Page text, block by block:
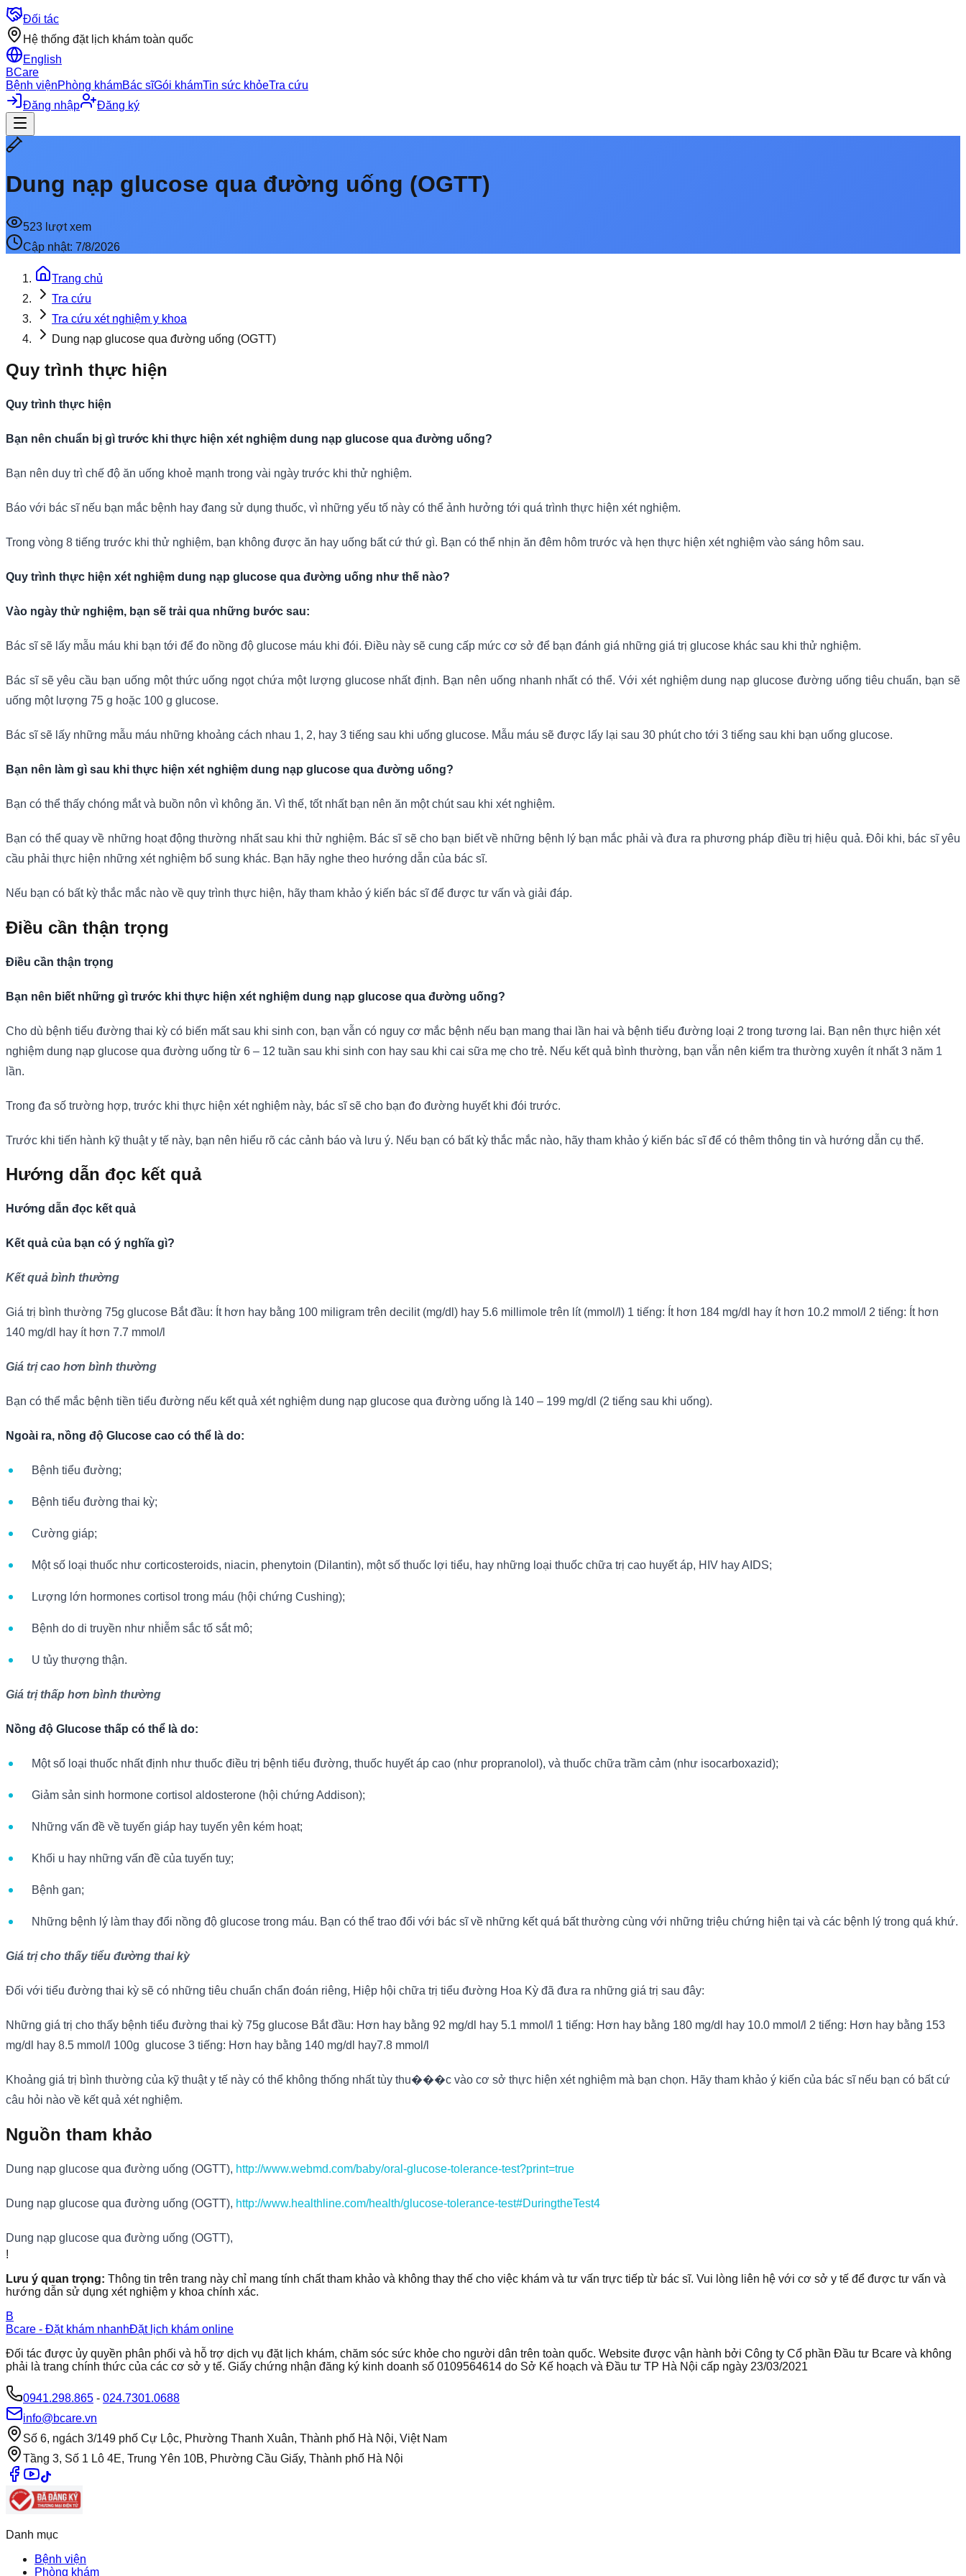
Đối tác
Hệ thống đặt lịch khám toàn quốc
English
BCare
Bệnh việnPhòng khámBác sĩGói khámTin sức khỏeTra cứu
Đăng nhập
Đăng ký
Dung nạp glucose qua đường uống (OGTT)
523 lượt xem
Cập nhật: 7/8/2026
Trang chủ
Tra cứu
Tra cứu xét nghiệm y khoa
Dung nạp glucose qua đường uống (OGTT)
Quy trình thực hiện
Quy trình thực hiện
Bạn nên chuẩn bị gì trước khi thực hiện xét nghiệm dung nạp glucose qua đường uống?
Bạn nên duy trì chế độ ăn uống khoẻ mạnh trong vài ngày trước khi thử nghiệm.
Báo với bác sĩ nếu bạn mắc bệnh hay đang sử dụng thuốc, vì những yếu tố này có thể ảnh hưởng tới quá trình thực hiện xét nghiệm.
Trong vòng 8 tiếng trước khi thử nghiệm, bạn không được ăn hay uống bất cứ thứ gì. Bạn có thể nhịn ăn đêm hôm trước và hẹn thực hiện xét nghiệm vào sáng hôm sau.
Quy trình thực hiện xét nghiệm dung nạp glucose qua đường uống như thế nào?
Vào ngày thử nghiệm, bạn sẽ trải qua những bước sau:
Bác sĩ sẽ lấy mẫu máu khi bạn tới để đo nồng độ glucose máu khi đói. Điều này sẽ cung cấp mức cơ sở để bạn đánh giá những giá trị glucose khác sau khi thử nghiệm.
Bác sĩ sẽ yêu cầu bạn uống một thức uống ngọt chứa một lượng glucose nhất định. Bạn nên uống nhanh nhất có thể. Với xét nghiệm dung nạp glucose đường uống tiêu chuẩn, bạn sẽ
uống một lượng 75 g hoặc 100 g glucose.
Bác sĩ sẽ lấy những mẫu máu những khoảng cách nhau 1, 2, hay 3 tiếng sau khi uống glucose. Mẫu máu sẽ được lấy lại sau 30 phút cho tới 3 tiếng sau khi bạn uống glucose.
Bạn nên làm gì sau khi thực hiện xét nghiệm dung nạp glucose qua đường uống?
Bạn có thể thấy chóng mắt và buồn nôn vì không ăn. Vì thế, tốt nhất bạn nên ăn một chút sau khi xét nghiệm.
Bạn có thể quay về những hoạt động thường nhất sau khi thử nghiệm. Bác sĩ sẽ cho bạn biết về những bệnh lý bạn mắc phải và đưa ra phương pháp điều trị hiệu quả. Đôi khi, bác sĩ yêu
cầu phải thực hiện những xét nghiệm bổ sung khác. Bạn hãy nghe theo hướng dẫn của bác sĩ.
Nếu bạn có bất kỳ thắc mắc nào về quy trình thực hiện, hãy tham khảo ý kiến bác sĩ để được tư vấn và giải đáp.
Điều cần thận trọng
Điều cần thận trọng
Bạn nên biết những gì trước khi thực hiện xét nghiệm dung nạp glucose qua đường uống?
Cho dù bệnh tiểu đường thai kỳ có biến mất sau khi sinh con, bạn vẫn có nguy cơ mắc bệnh nếu bạn mang thai lần hai và bệnh tiểu đường loại 2 trong tương lai. Bạn nên thực hiện xét
nghiệm dung nạp glucose qua đường uống từ 6 – 12 tuần sau khi sinh con hay sau khi cai sữa mẹ cho trẻ. Nếu kết quả bình thường, bạn vẫn nên kiểm tra thường xuyên ít nhất 3 năm 1
lần.
Trong đa số trường hợp, trước khi thực hiện xét nghiệm này, bác sĩ sẽ cho bạn đo đường huyết khi đói trước.
Trước khi tiến hành kỹ thuật y tế này, bạn nên hiểu rõ các cảnh báo và lưu ý. Nếu bạn có bất kỳ thắc mắc nào, hãy tham khảo ý kiến bác sĩ để có thêm thông tin và hướng dẫn cụ thể.
Hướng dẫn đọc kết quả
Hướng dẫn đọc kết quả
Kết quả của bạn có ý nghĩa gì?
Kết quả bình thường
Giá trị bình thường 75g glucose Bắt đầu: Ít hơn hay bằng 100 miligram trên decilit (mg/dl) hay 5.6 millimole trên lít (mmol/l) 1 tiếng: Ít hơn 184 mg/dl hay ít hơn 10.2 mmol/l 2 tiếng: Ít hơn
140 mg/dl hay ít hơn 7.7 mmol/l
Giá trị cao hơn bình thường
Bạn có thể mắc bệnh tiền tiểu đường nếu kết quả xét nghiệm dung nạp glucose qua đường uống là 140 – 199 mg/dl (2 tiếng sau khi uống).
Ngoài ra, nồng độ Glucose cao có thể là do:
Bệnh tiểu đường;
Bệnh tiểu đường thai kỳ;
Cường giáp;
Một số loại thuốc như corticosteroids, niacin, phenytoin (Dilantin), một số thuốc lợi tiểu, hay những loại thuốc chữa trị cao huyết áp, HIV hay AIDS;
Lượng lớn hormones cortisol trong máu (hội chứng Cushing);
Bệnh do di truyền như nhiễm sắc tố sắt mô;
U tủy thượng thận.
Giá trị thấp hơn bình thường
Nồng độ Glucose thấp có thể là do:
Một số loại thuốc nhất định như thuốc điều trị bệnh tiểu đường, thuốc huyết áp cao (như propranolol), và thuốc chữa trầm cảm (như isocarboxazid);
Giảm sản sinh hormone cortisol aldosterone (hội chứng Addison);
Những vấn đề về tuyến giáp hay tuyến yên kém hoạt;
Khối u hay những vấn đề của tuyến tuỵ;
Bệnh gan;
Những bệnh lý làm thay đổi nồng độ glucose trong máu. Bạn có thể trao đổi với bác sĩ về những kết quá bất thường cùng với những triệu chứng hiện tại và các bệnh lý trong quá khứ.
Giá trị cho thấy tiểu đường thai kỳ
Đối với tiểu đường thai kỳ sẽ có những tiêu chuẩn chẩn đoán riêng, Hiệp hội chữa trị tiểu đường Hoa Kỳ đã đưa ra những giá trị sau đây:
Những giá trị cho thấy bệnh tiểu đường thai kỳ 75g glucose Bắt đầu: Hơn hay bằng 92 mg/dl hay 5.1 mmol/l 1 tiếng: Hơn hay bằng 180 mg/dl hay 10.0 mmol/l 2 tiếng: Hơn hay bằng 153
mg/dl hay 8.5 mmol/l 100g glucose 3 tiếng: Hơn hay bằng 140 mg/dl hay7.8 mmol/l
Khoảng giá trị bình thường của kỹ thuật y tế này có thể không thống nhất tùy thu���c vào cơ sở thực hiện xét nghiệm mà bạn chọn. Hãy tham khảo ý kiến của bác sĩ nếu bạn có bất cứ
câu hỏi nào về kết quả xét nghiệm.
Nguồn tham khảo
Dung nạp glucose qua đường uống (OGTT), http://www.webmd.com/baby/oral-glucose-tolerance-test?print=true
Dung nạp glucose qua đường uống (OGTT), http://www.healthline.com/health/glucose-tolerance-test#DuringtheTest4
Dung nạp glucose qua đường uống (OGTT),
!
Lưu ý quan trọng: Thông tin trên trang này chỉ mang tính chất tham khảo và không thay thế cho việc khám và tư vấn trực tiếp từ bác sĩ. Vui lòng liên hệ với cơ sở y tế để được tư vấn và
hướng dẫn sử dụng xét nghiệm y khoa chính xác.
B
Bcare - Đặt khám nhanhĐặt lịch khám online
Đối tác được ủy quyền phân phối và hỗ trợ dịch vụ đặt lịch khám, chăm sóc sức khỏe cho người dân trên toàn quốc. Website được vận hành bởi Công ty Cổ phần Đầu tư Bcare và không
phải là trang chính thức của các cơ sở y tế. Giấy chứng nhận đăng ký kinh doanh số 0109564614 do Sở Kế hoạch và Đầu tư TP Hà Nội cấp ngày 23/03/2021
0941.298.865 - 024.7301.0688
info@bcare.vn
Số 6, ngách 3/149 phố Cự Lộc, Phường Thanh Xuân, Thành phố Hà Nội, Việt Nam
Tầng 3, Số 1 Lô 4E, Trung Yên 10B, Phường Cầu Giấy, Thành phố Hà Nội
Danh mục
Bệnh viện
Phòng khám